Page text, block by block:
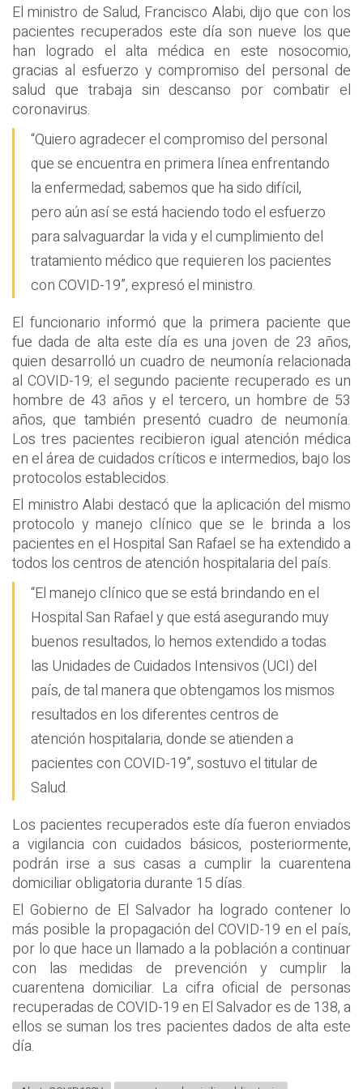
El ministro de Salud, Francisco Alabi, dijo que con los
pacientes recuperados este día son nueve los que
han logrado el alta médica en este nosocomio,
gracias al esfuerzo y compromiso del personal de
salud que trabaja sin descanso por combatir el
coronavirus.
“Quiero agradecer el compromiso del personal
que se encuentra en primera línea enfrentando
la enfermedad; sabemos que ha sido difícil,
pero aún así se está haciendo todo el esfuerzo
para salvaguardar la vida y el cumplimiento del
tratamiento médico que requieren los pacientes
con COVID-19”, expresó el ministro.
El funcionario informó que la primera paciente que
fue dada de alta este día es una joven de 23 años,
quien desarrolló un cuadro de neumonía relacionada
al COVID-19; el segundo paciente recuperado es un
hombre de 43 años y el tercero, un hombre de 53
años, que también presentó cuadro de neumonía.
Los tres pacientes recibieron igual atención médica
en el área de cuidados críticos e intermedios, bajo los
protocolos establecidos.
El ministro Alabi destacó que la aplicación del mismo
protocolo y manejo clínico que se le brinda a los
pacientes en el Hospital San Rafael se ha extendido a
todos los centros de atención hospitalaria del país.
“El manejo clínico que se está brindando en el
Hospital San Rafael y que está asegurando muy
buenos resultados, lo hemos extendido a todas
las Unidades de Cuidados Intensivos (UCI) del
país, de tal manera que obtengamos los mismos
resultados en los diferentes centros de
atención hospitalaria, donde se atienden a
pacientes con COVID-19”, sostuvo el titular de
Salud.
Los pacientes recuperados este día fueron enviados
a vigilancia con cuidados básicos, posteriormente,
podrán irse a sus casas a cumplir la cuarentena
domiciliar obligatoria durante 15 días.
El Gobierno de El Salvador ha logrado contener lo
más posible la propagación del COVID-19 en el país,
por lo que hace un llamado a la población a continuar
con las medidas de prevención y cumplir la
cuarentena domiciliar. La cifra oficial de personas
recuperadas de COVID-19 en El Salvador es de 138, a
ellos se suman los tres pacientes dados de alta este
día.